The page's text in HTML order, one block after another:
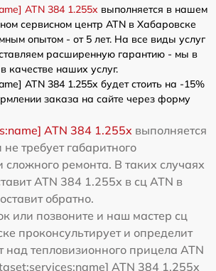
ATN 384 1.255x выполняется в нашем
сервисном центр ATN в Хабаровске
опытом - от 5 лет. На все виды услуг
расширенную гарантию - мы в
качестве наших услуг.
ATN 384 1.255x будет стоить на -15%
заказа на сайте через форму
ATN 384 1.255x выполняется
требует габаритного
сложного ремонта. В таких случаях
ATN 384 1.255x в сц ATN в
обратно.
или позвоните и наш мастер сц
проконсультирует и определит
над тепловизионного прицела ATN
ATN 384 1.255x